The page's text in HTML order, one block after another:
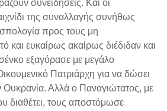
συνειδήσεις. Και οι
της συναλλαγής συνήθως
προς τους μη
και ευκαίρως ακαίρως διέδιδαν και
εξαγόρασε με μεγάλο
Πατριάρχη για να δώσει
Ουκρανία. Αλλά ο Παναγιώτατος, με
διαθέτει, τους αποστόμωσε